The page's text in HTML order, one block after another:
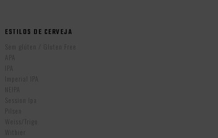
ESTILOS DE CERVEJA
Sem glúten / Gluten Free
APA
IPA
Imperial IPA
NEIPA
Session Ipa
Pilsen
Weiss/Trigo
Witbier